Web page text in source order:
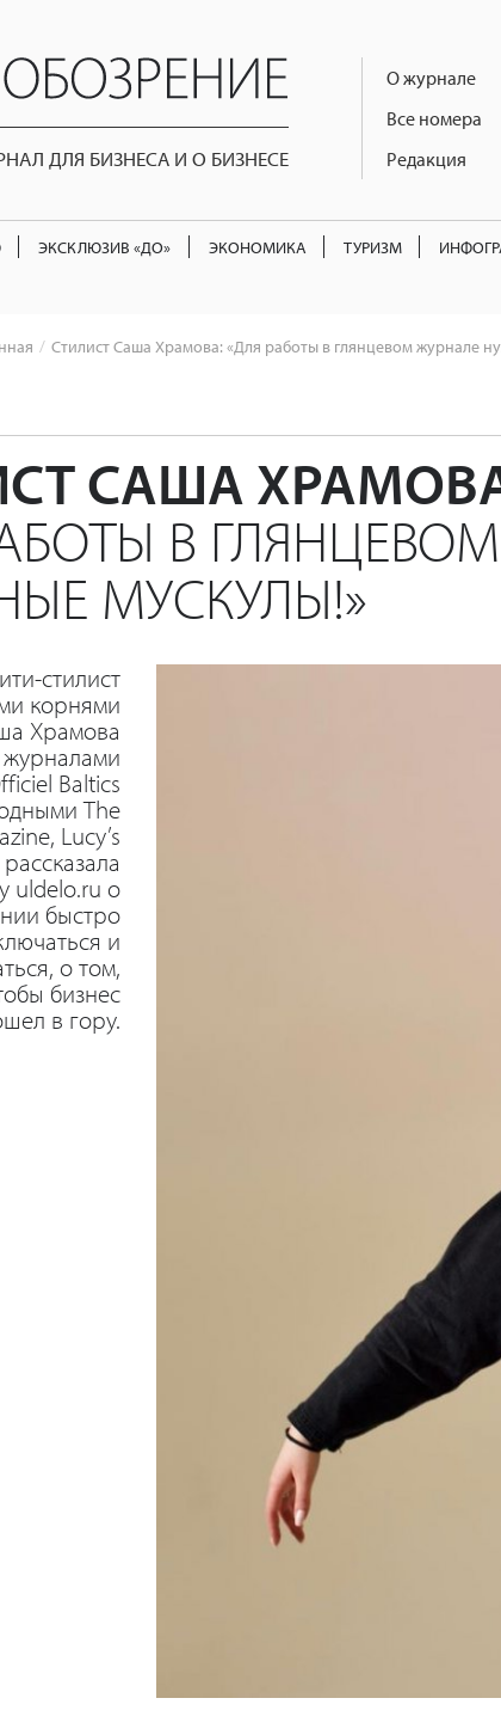
ДЛЯ БИЗНЕСА И О БИЗНЕСЕ
О журнале
Все номера
Редакция
ЭКСКЛЮЗИВ «ДО» ЭКОНОМИКА ТУРИЗМ
Стилист Саша Храмова: «Для работы в глянцевом журнале
САША
В
МУСКУЛЫ!»
стилист
корнями
Храмова
журналами
Baltics
The
Lucy’s
uldelo.ru о
быстро
и
о том,
бизнес
в гору.